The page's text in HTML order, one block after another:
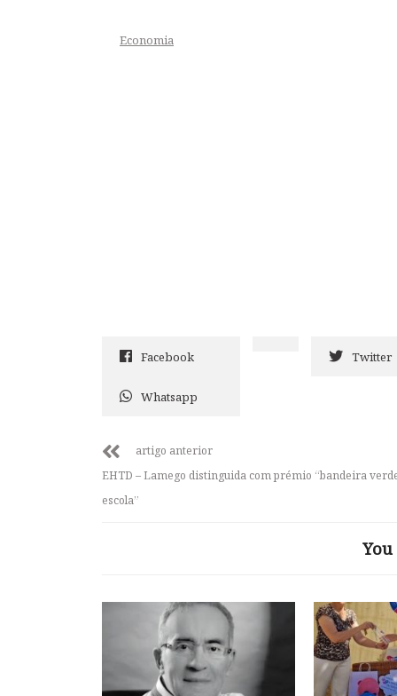
Economia
Facebook Twitter
Whatsapp
artigo anterior
EHTD – Lamego distinguida com prémio “bandeira
escola”